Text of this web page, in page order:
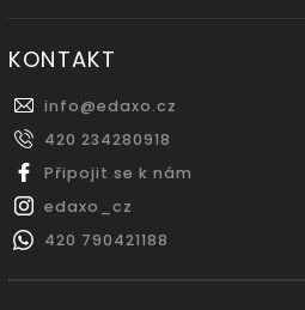
KONTAKT
info@edaxo.cz
420 234280918
Připojit se k nám
edaxo_cz
420 790421188